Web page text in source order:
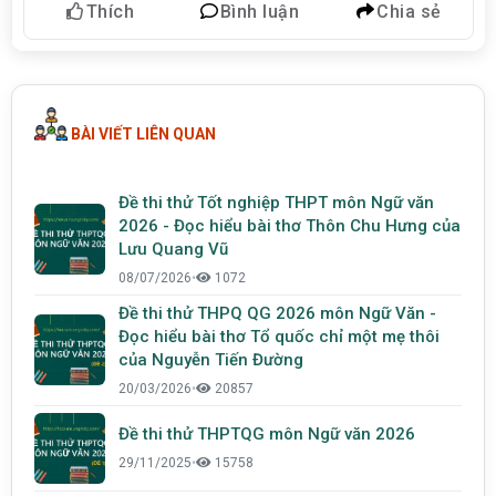
Thích Bình luận Chia sẻ
BÀI VIẾT LIÊN QUAN
Đề thi thử Tốt nghiệp THPT môn Ngữ văn
2026 - Đọc hiểu bài thơ Thôn Chu Hưng của
Lưu Quang Vũ
08/07/2026• 1072
Đề thi thử THPQ QG 2026 môn Ngữ Văn -
Đọc hiểu bài thơ Tổ quốc chỉ một mẹ thôi
của Nguyễn Tiến Đường
20/03/2026• 20857
Đề thi thử THPTQG môn Ngữ văn 2026
29/11/2025• 15758